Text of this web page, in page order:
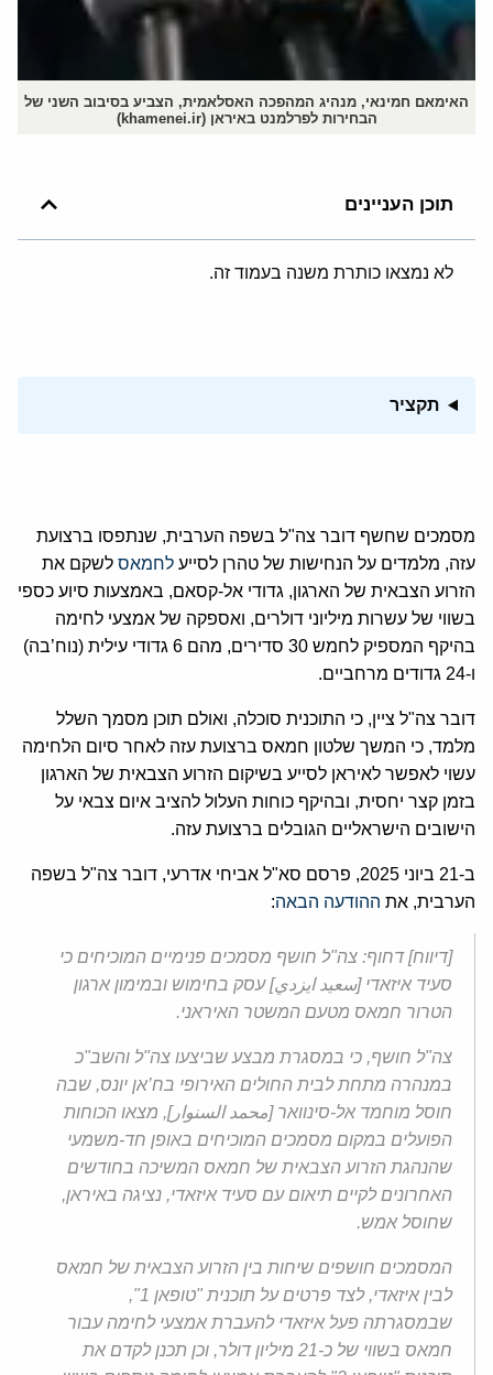
האימאם חמינאי, מנהיג המהפכה האסלאמית, הצביע בסיבוב השני של
הבחירות לפרלמנט באיראן (khamenei.ir)
תוכן העניינים
לא נמצאו כותרת משנה בעמוד זה.
תקציר
מסמכים שחשף דובר צה"ל בשפה הערבית, שנתפסו ברצועת
עזה, מלמדים על הנחישות של טהרן לסייע לחמאס לשקם את
הזרוע הצבאית של הארגון, גדודי אל-קסאם, באמצעות סיוע כספי
בשווי של עשרות מיליוני דולרים, ואספקה של אמצעי לחימה
בהיקף המספיק לחמש 30 סדירים, מהם 6 גדודי עילית (נוח’בה)
ו-24 גדודים מרחביים.
דובר צה"ל ציין, כי התוכנית סוכלה, ואולם תוכן מסמך השלל
מלמד, כי המשך שלטון חמאס ברצועת עזה לאחר סיום הלחימה
עשוי לאפשר לאיראן לסייע בשיקום הזרוע הצבאית של הארגון
בזמן קצר יחסית, ובהיקף כוחות העלול להציב איום צבאי על
הישובים הישראליים הגובלים ברצועת עזה.
ב-21 ביוני 2025, פרסם סא"ל אביחי אדרעי, דובר צה"ל בשפה
הערבית, את ההודעה הבאה:
[דיווח] דחוף: צה"ל חושף מסמכים פנימיים המוכיחים כי
סעיד איזאדי [سعيد ايزدي] עסק בחימוש ובמימון ארגון
הטרור חמאס מטעם המשטר האיראני.
צה"ל חושף, כי במסגרת מבצע שביצעו צה"ל והשב"כ
במנהרה מתחת לבית החולים האירופי בח’אן יונס, שבה
חוסל מוחמד אל-סינוואר [محمد السنوار], מצאו הכוחות
הפועלים במקום מסמכים המוכיחים באופן חד-משמעי
שהנהגת הזרוע הצבאית של חמאס המשיכה בחודשים
האחרונים לקיים תיאום עם סעיד איזאדי, נציגה באיראן,
שחוסל אמש.
המסמכים חושפים שיחות בין הזרוע הצבאית של חמאס
לבין איזאדי, לצד פרטים על תוכנית "טופאן 1",
שבמסגרתה פעל איזאדי להעברת אמצעי לחימה עבור
חמאס בשווי של כ-21 מיליון דולר, וכן תכנן לקדם את